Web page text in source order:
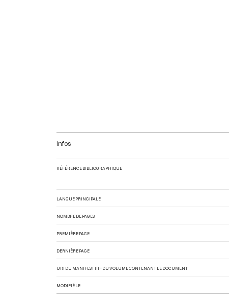
Infos
RÉFÉRENCE BIBLIOGRAPHIQUE
LANGUE PRINCIPALE
NOMBRE DE PAGES
PREMIÈRE PAGE
DERNIÈRE PAGE
URI DU MANIFEST IIIF DU VOLUME CONTENANT LE DOCUMENT
MODIFIÉ LE